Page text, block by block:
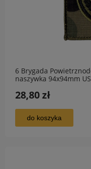
6 Brygada
naszywka 94x94mm
28,80 zł
do koszyka